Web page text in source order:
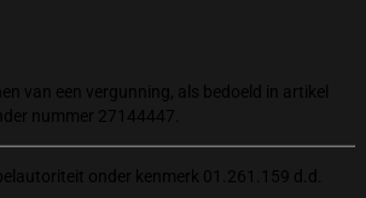
van een vergunning, als bedoeld in artikel
nummer 27144447.
onder kenmerk 01.261.159 d.d.